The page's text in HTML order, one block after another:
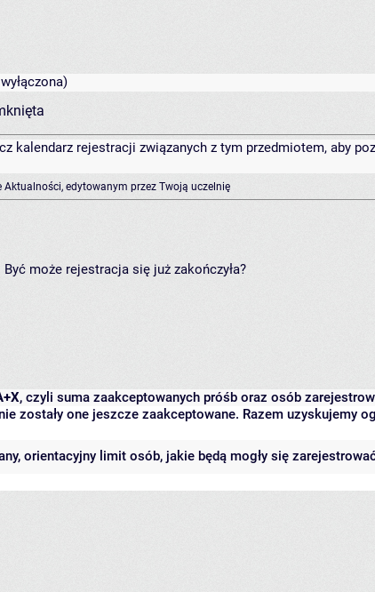
rejestracji związanych z tym przedmiotem, aby
edytowanym przez Twoją uczelnię
może rejestracja się już zakończyła?
, czyli suma zaakceptowanych próśb oraz osób
zostały one jeszcze zaakceptowane. Razem uzyskujemy
orientacyjny limit osób, jakie będą mogły się